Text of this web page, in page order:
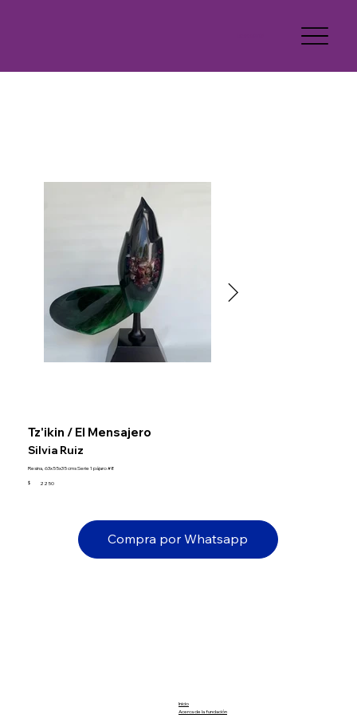
Tz'ikin / El Mensajero
Silvia Ruiz
Resina, 63x55x35 cms Serie 1 pájaro #8
$ 2250
Compra por Whatsapp
Inicio
Acerca de la fundación